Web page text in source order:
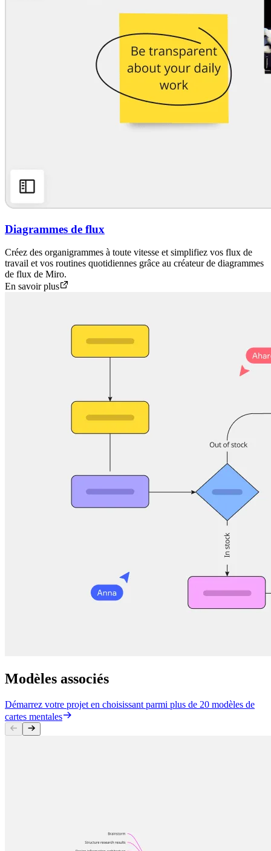
Diagrammes de flux
Créez des organigrammes à toute vitesse et simplifiez vos flux de
travail et vos routines quotidiennes grâce au créateur de diagrammes
de flux de Miro.
En savoir plus
Modèles associés
Démarrez votre projet en choisissant parmi plus de 20 modèles de
cartes mentales